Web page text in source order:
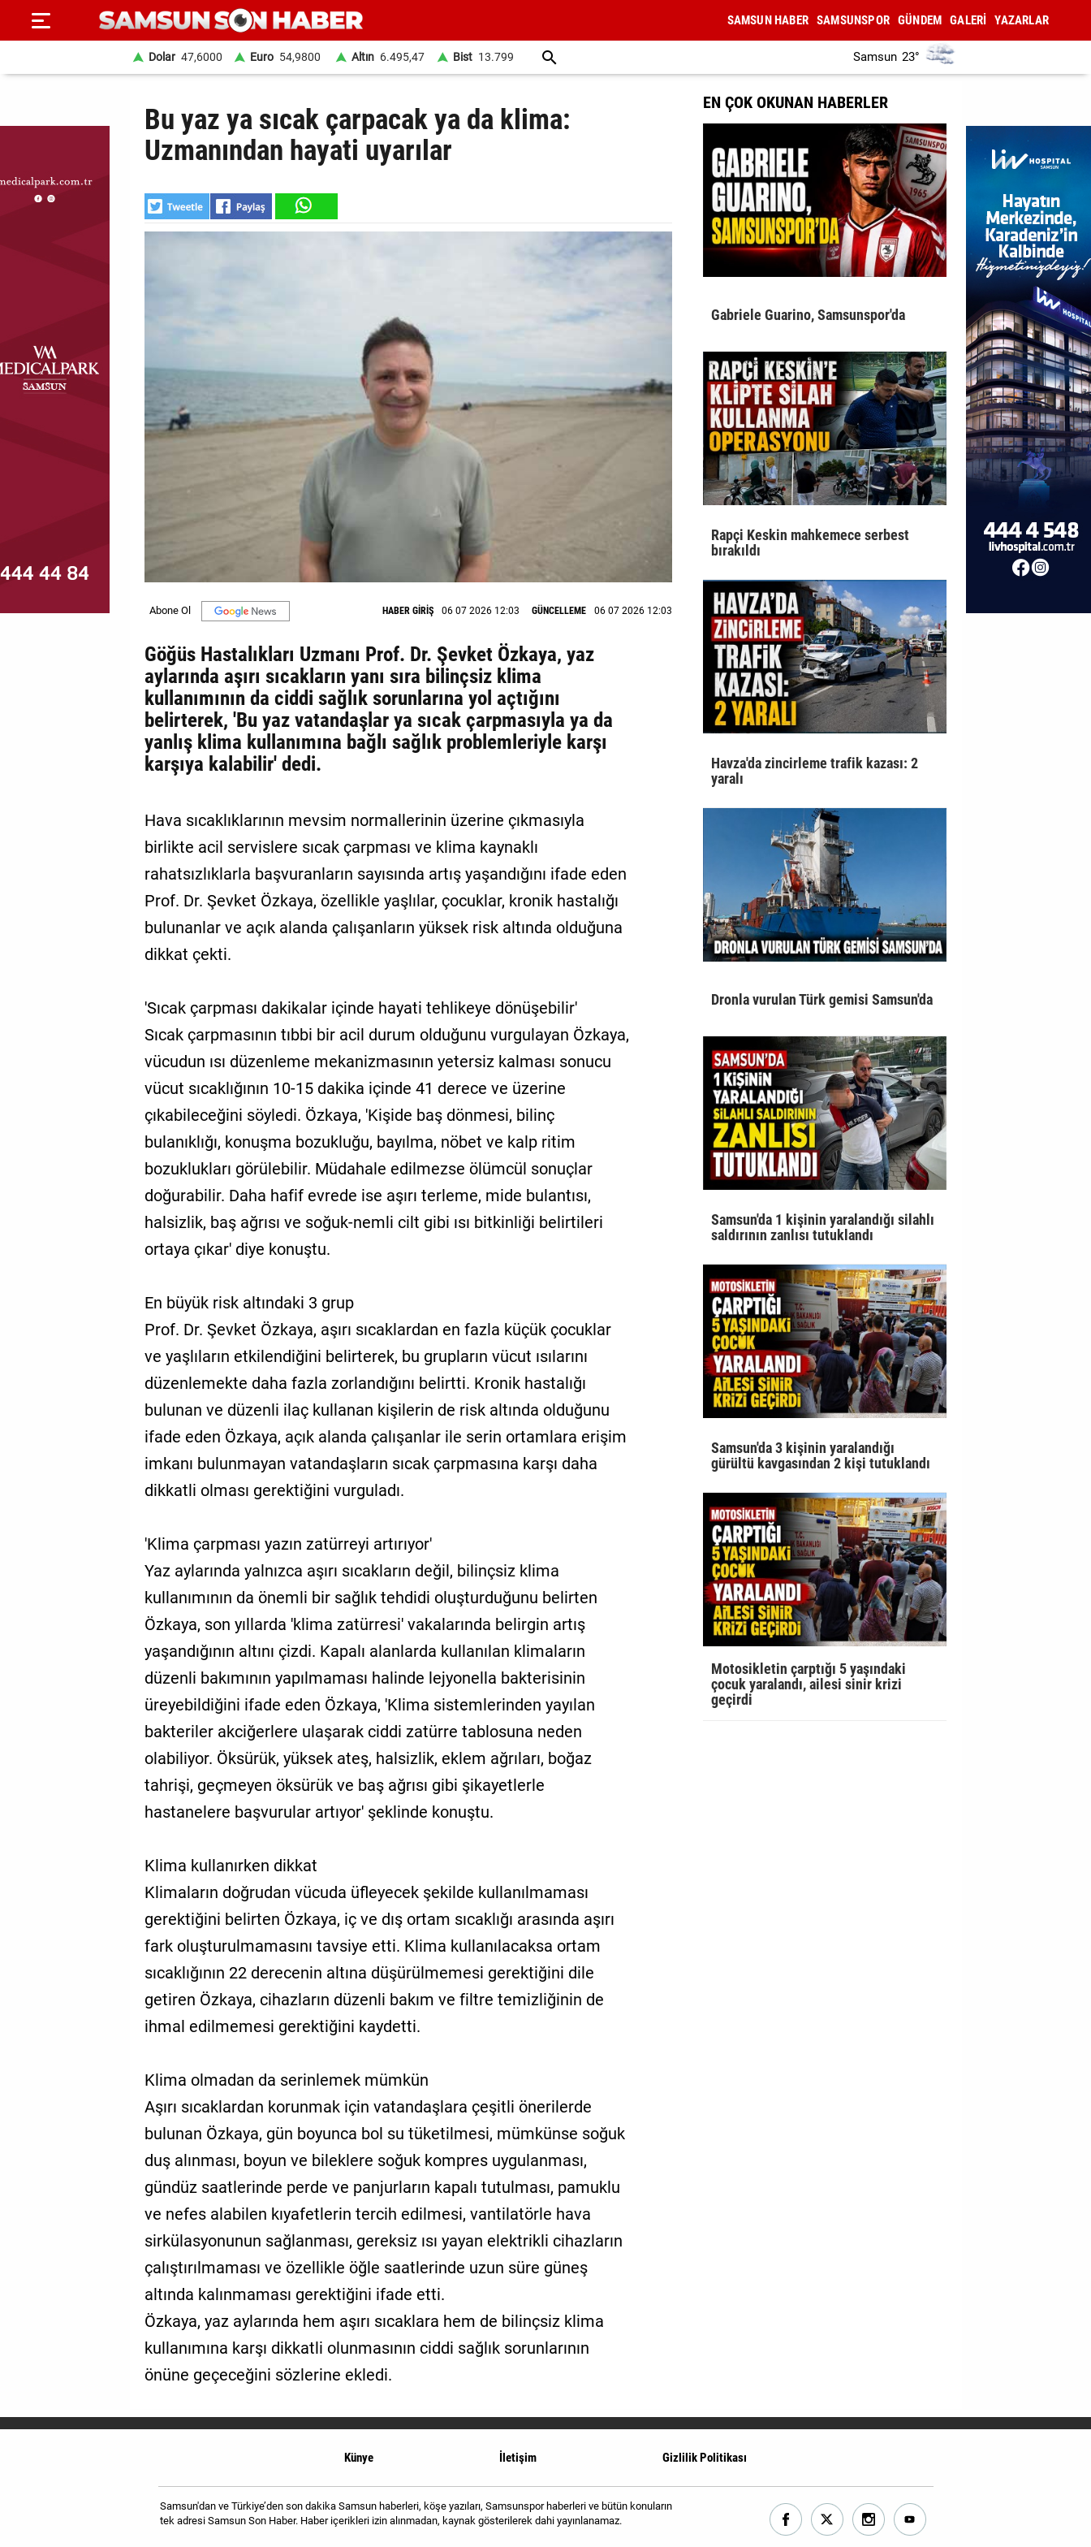
SAYFA
HABER
DÜNYA
MAGAZİN
Künye
İletişim
SAMSUN HABER SAMSUNSPOR GÜNDEM GALERİ YAZARLAR
Dolar 47,6000 Euro 54,9800 Altın 6.495,47 Bist 13.799 Samsun 23°
Bu yaz ya sıcak çarpacak ya da klima:
Uzmanından hayati uyarılar
HABER GİRİŞ 06 07 2026 12:03 GÜNCELLEME 06 07 2026 12:03
Göğüs Hastalıkları Uzmanı Prof. Dr. Şevket Özkaya, yaz
aylarında aşırı sıcakların yanı sıra bilinçsiz klima
kullanımının da ciddi sağlık sorunlarına yol açtığını
belirterek, 'Bu yaz vatandaşlar ya sıcak çarpmasıyla ya da
yanlış klima kullanımına bağlı sağlık problemleriyle karşı
karşıya kalabilir' dedi.
Hava sıcaklıklarının mevsim normallerinin üzerine çıkmasıyla
birlikte acil servislere sıcak çarpması ve klima kaynaklı
rahatsızlıklarla başvuranların sayısında artış yaşandığını ifade eden
Prof. Dr. Şevket Özkaya, özellikle yaşlılar, çocuklar, kronik hastalığı
bulunanlar ve açık alanda çalışanların yüksek risk altında olduğuna
dikkat çekti.
'Sıcak çarpması dakikalar içinde hayati tehlikeye dönüşebilir'
Sıcak çarpmasının tıbbi bir acil durum olduğunu vurgulayan Özkaya,
vücudun ısı düzenleme mekanizmasının yetersiz kalması sonucu
vücut sıcaklığının 10-15 dakika içinde 41 derece ve üzerine
çıkabileceğini söyledi. Özkaya, 'Kişide baş dönmesi, bilinç
bulanıklığı, konuşma bozukluğu, bayılma, nöbet ve kalp ritim
bozuklukları görülebilir. Müdahale edilmezse ölümcül sonuçlar
doğurabilir. Daha hafif evrede ise aşırı terleme, mide bulantısı,
halsizlik, baş ağrısı ve soğuk-nemli cilt gibi ısı bitkinliği belirtileri
ortaya çıkar' diye konuştu.
En büyük risk altındaki 3 grup
Prof. Dr. Şevket Özkaya, aşırı sıcaklardan en fazla küçük çocuklar
ve yaşlıların etkilendiğini belirterek, bu grupların vücut ısılarını
düzenlemekte daha fazla zorlandığını belirtti. Kronik hastalığı
bulunan ve düzenli ilaç kullanan kişilerin de risk altında olduğunu
ifade eden Özkaya, açık alanda çalışanlar ile serin ortamlara erişim
imkanı bulunmayan vatandaşların sıcak çarpmasına karşı daha
dikkatli olması gerektiğini vurguladı.
'Klima çarpması yazın zatürreyi artırıyor'
Yaz aylarında yalnızca aşırı sıcakların değil, bilinçsiz klima
kullanımının da önemli bir sağlık tehdidi oluşturduğunu belirten
Özkaya, son yıllarda 'klima zatürresi' vakalarında belirgin artış
yaşandığının altını çizdi. Kapalı alanlarda kullanılan klimaların
düzenli bakımının yapılmaması halinde lejyonella bakterisinin
üreyebildiğini ifade eden Özkaya, 'Klima sistemlerinden yayılan
bakteriler akciğerlere ulaşarak ciddi zatürre tablosuna neden
olabiliyor. Öksürük, yüksek ateş, halsizlik, eklem ağrıları, boğaz
tahrişi, geçmeyen öksürük ve baş ağrısı gibi şikayetlerle
hastanelere başvurular artıyor' şeklinde konuştu.
Klima kullanırken dikkat
Klimaların doğrudan vücuda üfleyecek şekilde kullanılmaması
gerektiğini belirten Özkaya, iç ve dış ortam sıcaklığı arasında aşırı
fark oluşturulmamasını tavsiye etti. Klima kullanılacaksa ortam
sıcaklığının 22 derecenin altına düşürülmemesi gerektiğini dile
getiren Özkaya, cihazların düzenli bakım ve filtre temizliğinin de
ihmal edilmemesi gerektiğini kaydetti.
Klima olmadan da serinlemek mümkün
Aşırı sıcaklardan korunmak için vatandaşlara çeşitli önerilerde
bulunan Özkaya, gün boyunca bol su tüketilmesi, mümkünse soğuk
duş alınması, boyun ve bileklere soğuk kompres uygulanması,
gündüz saatlerinde perde ve panjurların kapalı tutulması, pamuklu
ve nefes alabilen kıyafetlerin tercih edilmesi, vantilatörle hava
sirkülasyonunun sağlanması, gereksiz ısı yayan elektrikli cihazların
çalıştırılmaması ve özellikle öğle saatlerinde uzun süre güneş
altında kalınmaması gerektiğini ifade etti.
Özkaya, yaz aylarında hem aşırı sıcaklara hem de bilinçsiz klima
kullanımına karşı dikkatli olunmasının ciddi sağlık sorunlarının
önüne geçeceğini sözlerine ekledi.
EN ÇOK OKUNAN HABERLER
Gabriele Guarino, Samsunspor'da
Rapçi Keskin mahkemece serbest
bırakıldı
Havza'da zincirleme trafik kazası: 2
yaralı
Dronla vurulan Türk gemisi Samsun'da
Samsun'da 1 kişinin yaralandığı silahlı
saldırının zanlısı tutuklandı
Samsun'da 3 kişinin yaralandığı
gürültü kavgasından 2 kişi tutuklandı
Motosikletin çarptığı 5 yaşındaki
çocuk yaralandı, ailesi sinir krizi
geçirdi
Künye İletişim Gizlilik Politikası
Samsun'dan ve Türkiye’den son dakika Samsun haberleri, köşe yazıları, Samsunspor haberleri ve bütün konuların
tek adresi Samsun Son Haber. Haber içerikleri izin alınmadan, kaynak gösterilerek dahi yayınlanamaz.